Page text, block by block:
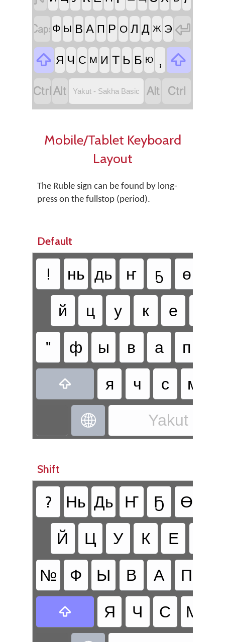
Ф Ы В А П Р О Л Д Ж Э 
 Я Ч С М И Т Ь Б Ю , 
 Yakut - Sakha Basic  
Mobile/Tablet Keyboard
Layout
The Ruble sign can be found by long-
press on the fullstop (period).
Default
! нь дь ҥ ҕ ө
й
ц у к е
"
ф ы в а п
 я ч с м
 Yakut -
Shift
? Нь Дь Ҥ Ҕ Ө
Й
Ц У К Е
№
Ф Ы В А П
 Я Ч С М